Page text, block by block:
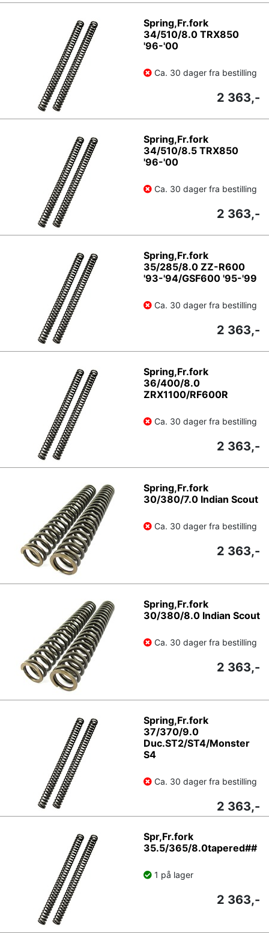
Spring,Fr.fork
34/510/8.0 TRX850
'96-'00
Ca. 30 dager fra bestilling
2 363,-
Spring,Fr.fork
34/510/8.5 TRX850
'96-'00
Ca. 30 dager fra bestilling
2 363,-
Spring,Fr.fork
35/285/8.0 ZZ-R600
'93-'94/GSF600 '95-'99
Ca. 30 dager fra bestilling
2 363,-
Spring,Fr.fork
36/400/8.0
ZRX1100/RF600R
Ca. 30 dager fra bestilling
2 363,-
Spring,Fr.fork
30/380/7.0 Indian Scout
Ca. 30 dager fra bestilling
2 363,-
Spring,Fr.fork
30/380/8.0 Indian Scout
Ca. 30 dager fra bestilling
2 363,-
Spring,Fr.fork
37/370/9.0
Duc.ST2/ST4/Monster
S4
Ca. 30 dager fra bestilling
2 363,-
Spr,Fr.fork
35.5/365/8.0tapered##
1 på lager
2 363,-